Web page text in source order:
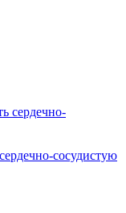
сосудистую